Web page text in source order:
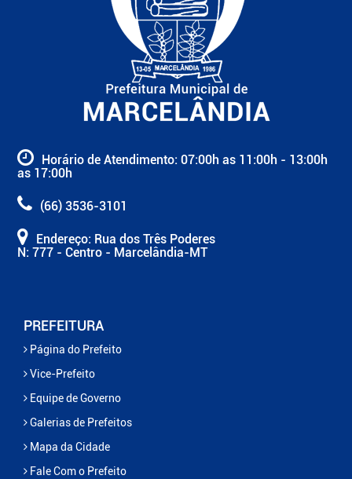
Horário de Atendimento: 07:00h as 11:00h - 13:00h
as 17:00h
(66) 3536-3101
Endereço: Rua dos Três Poderes
N: 777 - Centro - Marcelândia-MT
PREFEITURA
Página do Prefeito
Vice-Prefeito
Equipe de Governo
Galerias de Prefeitos
Mapa da Cidade
Fale Com o Prefeito